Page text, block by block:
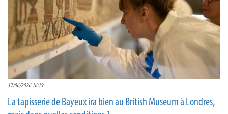
17/06/2026 16:19
La tapisserie de Bayeux ira bien au British Museum à Londres,